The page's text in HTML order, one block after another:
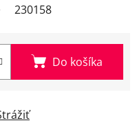
230158
Do košíka